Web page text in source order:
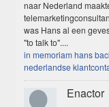
naar Nederland
was Hans al een
"to talk to"....
in memoriam hans
nederlandse
Enactor